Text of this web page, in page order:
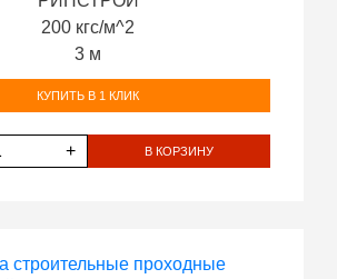
200 кгс/м^2
3 м
КУПИТЬ В 1 КЛИК
+ В КОРЗИНУ